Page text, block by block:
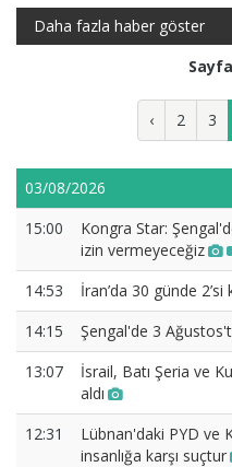
Daha fazla haber göster
‹ 2 3
03/08/2026
15:00
Kongra Star:
izin vermeyeceğiz
14:53
İran’da 30 günde
14:15
Şengal'de 3
13:07
İsrail, Batı Şeria ve
aldı
12:31
Lübnan'daki PYD ve
insanlığa karşı suçtur